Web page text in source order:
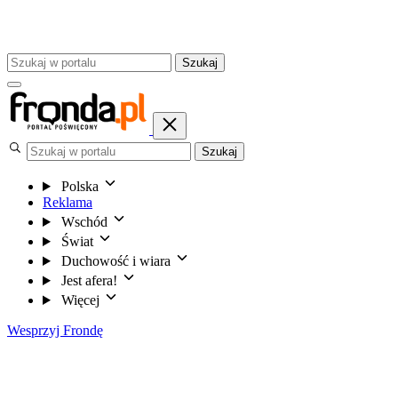
Szukaj
Szukaj
Polska
Reklama
Wschód
Świat
Duchowość i wiara
Jest afera!
Więcej
Wesprzyj Frondę